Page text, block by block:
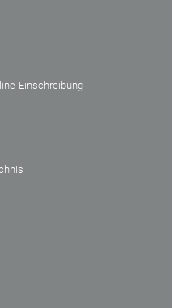
Einschreibung